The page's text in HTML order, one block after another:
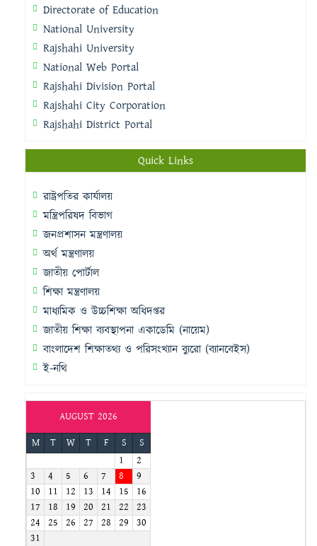
Directorate of Education
National University
Rajshahi University
National Web Portal
Rajshahi Division Portal
Rajshahi City Corporation
Rajshahi District Portal
Quick Links
রাষ্ট্রপতির কার্যালয়
মন্ত্রিপরিষদ বিভাগ
জনপ্রশাসন মন্ত্রণালয়
অর্থ মন্ত্রণালয়
জাতীয় পোর্টাল
শিক্ষা মন্ত্রণালয়
মাধ্যমিক ও উচ্চশিক্ষা অধিদপ্তর
জাতীয় শিক্ষা ব্যবস্থাপনা একাডেমি (নায়েম)
বাংলাদেশ শিক্ষাতথ্য ও পরিসংখ্যান ব্যুরো (ব্যানবেইস)
ই-নথি
AUGUST 2026
M
T W T F S
S
1
2
3
4 5 6 7 8
9
10
11 12 13 14 15
16
17
18 19 20 21 22 23
24 25 26 27 28 29 30
31